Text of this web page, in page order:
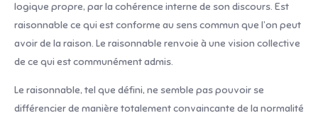
logique propre, par la cohérence interne de son discours. Est
raisonnable ce qui est conforme au sens commun que l’on peut
avoir de la raison. Le raisonnable renvoie à une vision collective
de ce qui est communément admis.
Le raisonnable, tel que défini, ne semble pas pouvoir se
différencier de manière totalement convaincante de la normalité